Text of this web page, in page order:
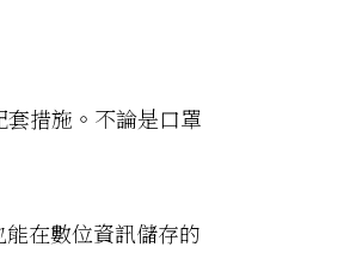
措施。不論是口罩
在數位資訊儲存的